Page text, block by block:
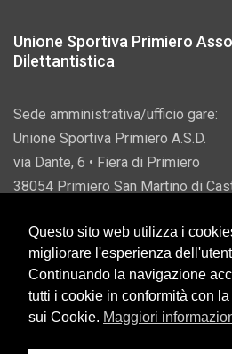
Unione Sportiva Primiero
Dilettantistica
Sede amministrativa/ufficio gare:
Unione Sportiva Primiero A.S.D.
via Dante, 6 • Fiera di Primiero
38054 Primiero San Martino di
Vantaggi da Pubblica
Questo sito web utilizza i
migliorare l'esperienza
Continuando la navigazione
tutti i cookie in conformità con
sui Cookie. Maggiori